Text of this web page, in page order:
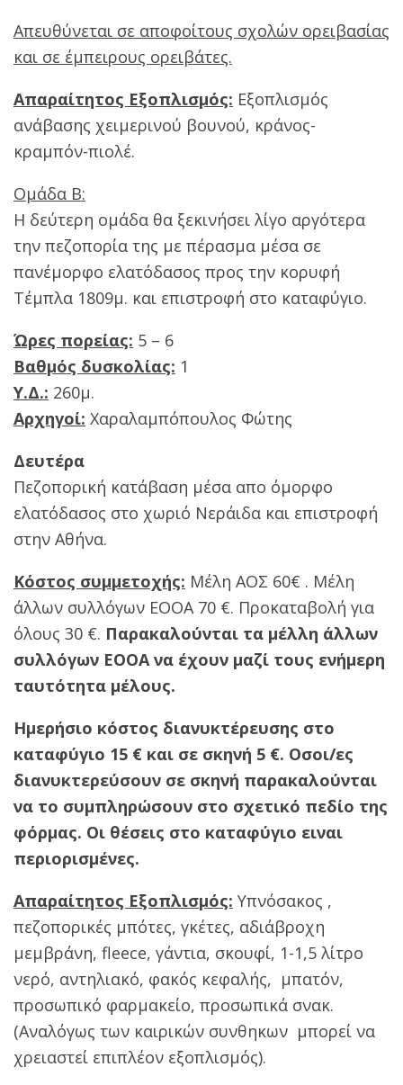
Απευθύνεται σε αποφοίτους σχολών ορειβασίας
και σε έμπειρους ορειβάτες.
Απαραίτητος Εξοπλισμός: Εξοπλισμός
ανάβασης χειμερινού βουνού, κράνος-
κραμπόν-πιολέ.
Ομάδα Β:
Η δεύτερη ομάδα θα ξεκινήσει λίγο αργότερα
την πεζοπορία της με πέρασμα μέσα σε
πανέμορφο ελατόδασος προς την κορυφή
Τέμπλα 1809μ. και επιστροφή στο καταφύγιο.
Ώρες πορείας: 5 – 6
Βαθμός δυσκολίας: 1
Υ.Δ.: 260μ.
Αρχηγοί: Χαραλαμπόπουλος Φώτης
Δευτέρα
Πεζοπορική κατάβαση μέσα απο όμορφο
ελατόδασος στο χωριό Νεράιδα και επιστροφή
στην Αθήνα.
Κόστος συμμετοχής: Μέλη ΑΟΣ 60€ . Μέλη
άλλων συλλόγων ΕΟΟΑ 70 €. Προκαταβολή για
όλους 30 €. Παρακαλούνται τα μέλλη άλλων
συλλόγων ΕΟΟΑ να έχουν μαζί τους ενήμερη
ταυτότητα μέλους.
Ημερήσιο κόστος διανυκτέρευσης στο
καταφύγιο 15 € και σε σκηνή 5 €. Οσοι/ες
διανυκτερεύσουν σε σκηνή παρακαλούνται
να το συμπληρώσουν στο σχετικό πεδίο της
φόρμας. Οι θέσεις στο καταφύγιο ειναι
περιορισμένες.
Απαραίτητος Εξοπλισμός: Υπνόσακος ,
πεζοπορικές μπότες, γκέτες, αδιάβροχη
μεμβράνη, fleece, γάντια, σκουφί, 1-1,5 λίτρο
νερό, αντηλιακό, φακός κεφαλής, μπατόν,
προσωπικό φαρμακείο, προσωπικά σνακ.
(Αναλόγως των καιρικών συνθηκων μπορεί να
χρειαστεί επιπλέον εξοπλισμός).